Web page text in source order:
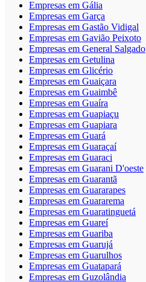
Empresas em Gália
Empresas em Garça
Empresas em Gastão Vidigal
Empresas em Gavião Peixoto
Empresas em General Salgado
Empresas em Getulina
Empresas em Glicério
Empresas em Guaiçara
Empresas em Guaimbê
Empresas em Guaíra
Empresas em Guapiaçu
Empresas em Guapiara
Empresas em Guará
Empresas em Guaraçaí
Empresas em Guaraci
Empresas em Guarani D'oeste
Empresas em Guarantã
Empresas em Guararapes
Empresas em Guararema
Empresas em Guaratinguetá
Empresas em Guareí
Empresas em Guariba
Empresas em Guarujá
Empresas em Guarulhos
Empresas em Guatapará
Empresas em Guzolândia